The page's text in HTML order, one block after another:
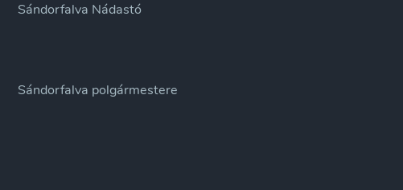
Sándorfalva Nádastó
Sándorfalva polgármestere